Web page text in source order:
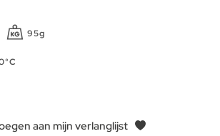
95g
aan mijn verlanglijst